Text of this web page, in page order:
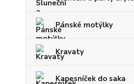
Pánské motýlky
Kravaty
Kapesníček do saka